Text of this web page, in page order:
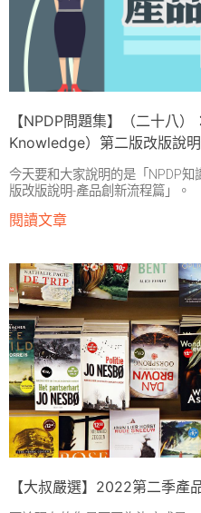
【NPDP問題集】（二十八
Knowledge）第二版改版說
今天要和大家說明的是「NPDP
版改版說明-產品創新流程篇」。
閱讀文章
【大叔嚴選】2022第二季產